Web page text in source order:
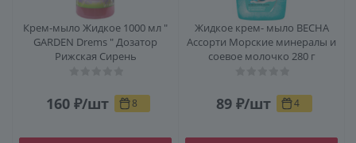
Крем-мыло Жидкое 1000 мл "
GARDEN Drems " Дозатор
Рижская Сирень
160 ₽/шт 8
Жидкое крем- мыло ВЕСНА
Ассорти Морские минералы и
соевое молочко 280 г
89 ₽/шт 4